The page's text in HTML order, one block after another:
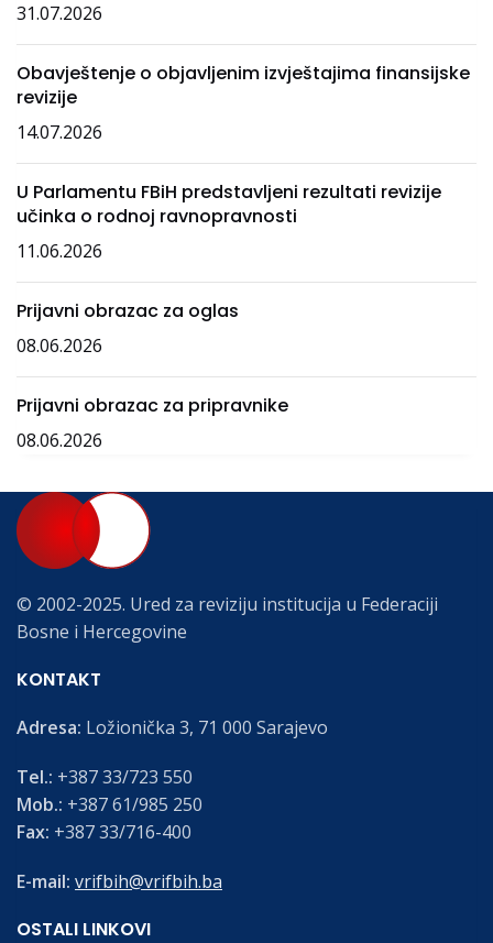
31.07.2026
Obavještenje o objavljenim izvještajima finansijske
revizije
14.07.2026
U Parlamentu FBiH predstavljeni rezultati revizije
učinka o rodnoj ravnopravnosti
11.06.2026
Prijavni obrazac za oglas
08.06.2026
Prijavni obrazac za pripravnike
08.06.2026
© 2002-2025. Ured za reviziju institucija u Federaciji
Bosne i Hercegovine
KONTAKT
Adresa: Ložionička 3, 71 000 Sarajevo
Tel.: +387 33/723 550
Mob.: +387 61/985 250
Fax: +387 33/716-400
E-mail: vrifbih@vrifbih.ba
OSTALI LINKOVI